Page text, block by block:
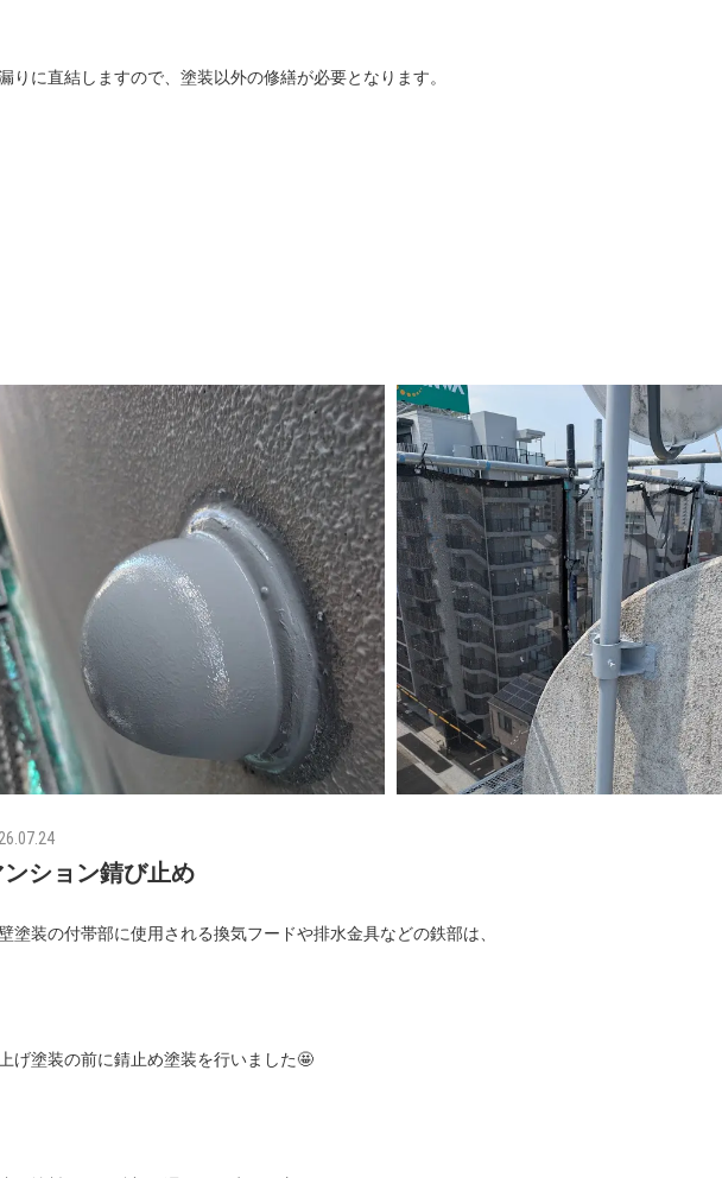
りに直結しますので、塗装以外の修繕が必要となります。
ンション錆び止め
塗装の付帯部に使用される換気フードや排水金具などの鉄部は、
げ塗装の前に錆止め塗装を行いました🤩